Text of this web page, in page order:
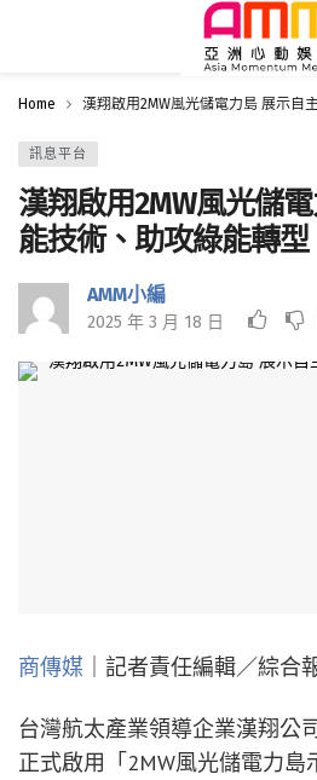
Home 漢翔啟用2MW風光儲電力島 展示自
訊息平台
漢翔啟用2MW風光儲
能技術、助攻綠能轉型
AMM小編
2025 年 3 月 18 日
商傳媒 ｜記者責任編輯／綜合
台灣航太產業領導企業漢翔公
正式啟用「2MW風光儲電力島